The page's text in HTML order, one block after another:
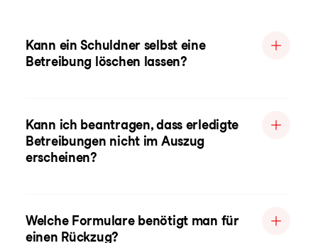
Kann ein Schuldner selbst eine
Betreibung löschen lassen?
Kann ich beantragen, dass erledigte
Betreibungen nicht im Auszug
erscheinen?
Welche Formulare benötigt man für
einen Rückzug?